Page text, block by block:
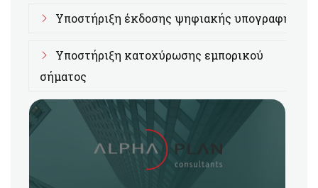
Υποστήριξη έκδοσης ψηφιακής υπογραφής
Υποστήριξη κατοχύρωσης εμπορικού
σήματος